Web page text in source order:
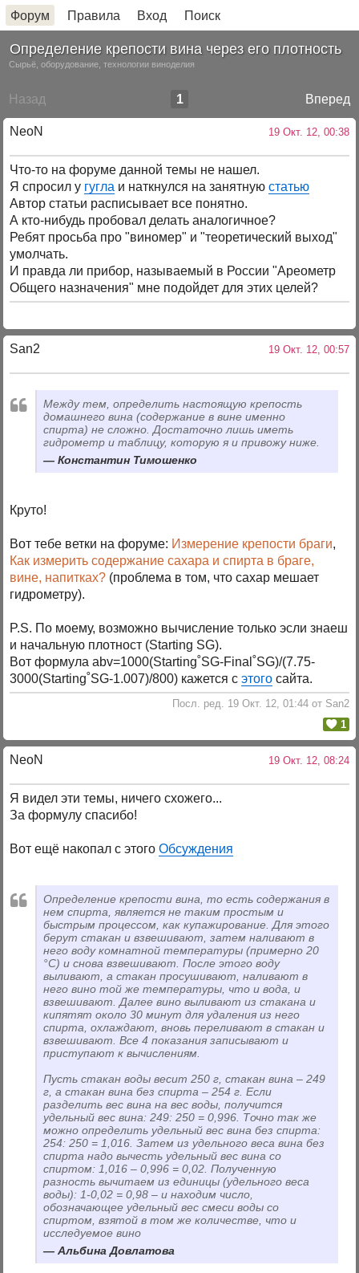
Форум Правила Вход Поиск
Определение крепости вина через его плотность
Сырьё, оборудование, технологии виноделия
Назад Вперед
1
NeoN 19 Окт. 12, 00:38
Что-то на форуме данной темы не нашел.
Я спросил у гугла и наткнулся на занятнуюстатью
Автор статьи расписывает все понятно.
А кто-нибудь пробовал делать аналогичное?
Ребят просьба про "виномер" и "теоретический выход"
умолчать.
И правда ли прибор, называемый в России "Ареометр
Общего назначения" мне подойдет для этих целей?
San2 19 Окт. 12, 00:57
Между тем, определить настоящую крепость
домашнего вина (содержание в вине именно
спирта) не сложно. Достаточно лишь иметь
гидрометр и таблицу, которую я и привожу ниже.
Константин Тимошенко
Круто!
Вот тебе ветки на форуме: Измерение крепости браги,
Как измерить содержание сахара и спирта в браге,
вине, напитках? (проблема в том, что сахар мешает
гидрометру).
P.S. По моему, возможно вычисление только эсли знаеш
и начальную плотност (Starting SG).
Вот формула abv=1000(Starting˚SG-Final˚SG)/(7.75-
3000(Starting˚SG-1.007)/800) кажется сэтого сайта.
Посл. ред. 19 Окт. 12, 01:44 от San2
1
NeoN 19 Окт. 12, 08:24
Я видел эти темы, ничего схожего...
За формулу спасибо!
Вот ещё накопал с этогоОбсуждения
Определение крепости вина, то есть содержания в
нем спирта, является не таким простым и
быстрым процессом, как купажирование. Для этого
берут стакан и взвешивают, затем наливают в
него воду комнатной температуры (примерно 20
°С) и снова взвешивают. После этого воду
выливают, а стакан просушивают, наливают в
него вино той же температуры, что и вода, и
взвешивают. Далее вино выливают из стакана и
кипятят около 30 минут для удаления из него
спирта, охлаждают, вновь переливают в стакан и
взвешивают. Все 4 показания записывают и
приступают к вычислениям.
Пусть стакан воды весит 250 г, стакан вина – 249
г, а стакан вина без спирта – 254 г. Если
разделить вес вина на вес воды, получится
удельный вес вина: 249: 250 = 0,996. Точно так же
можно определить удельный вес вина без спирта:
254: 250 = 1,016. Затем из удельного веса вина без
спирта надо вычесть удельный вес вина со
спиртом: 1,016 – 0,996 = 0,02. Полученную
разность вычитаем из единицы (удельного веса
воды): 1-0,02 = 0,98 – и находим число,
обозначающее удельный вес смеси воды со
спиртом, взятой в том же количестве, что и
исследуемое вино
Альбина Довлатова